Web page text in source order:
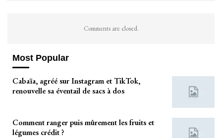
Comments are closed.
Most Popular
Cabaïa, agréé sur Instagram et TikTok,
renouvelle sa éventail de sacs à dos
Comment ranger puis mûrement les fruits et
légumes crédit ?